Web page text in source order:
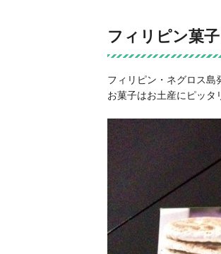
フィリピン菓
フィリピン・ネグロス島
お菓子はお土産にピッタ